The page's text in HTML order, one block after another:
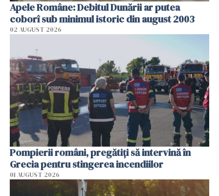
Apele Române: Debitul Dunării ar putea
coborî sub minimul istoric din august 2003
02 AUGUST 2026
Pompierii români, pregătiţi să intervină în
Grecia pentru stingerea incendiilor
01 AUGUST 2026